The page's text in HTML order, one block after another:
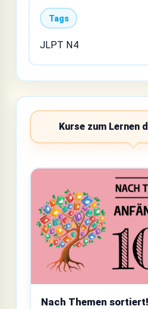
Tags
JLPT N4
Kurse zum Lernen
Nach Themen